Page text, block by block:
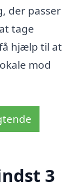
der passer
tage
hjælp til at
mod
3